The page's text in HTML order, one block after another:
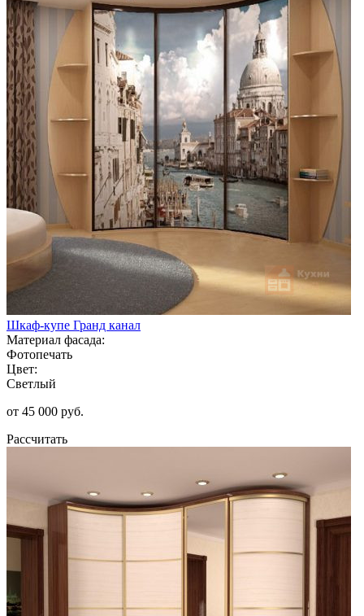
Шкаф-купе Гранд канал
Материал фасада:
Фотопечать
Цвет:
Светлый
от 45 000 руб.
Рассчитать